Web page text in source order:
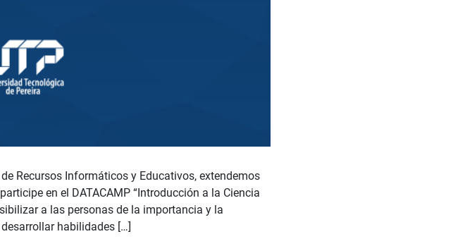
Recursos Informáticos y Educativos, extendemos
en el DATACAMP “Introducción a la Ciencia
a las personas de la importancia y la
habilidades […]